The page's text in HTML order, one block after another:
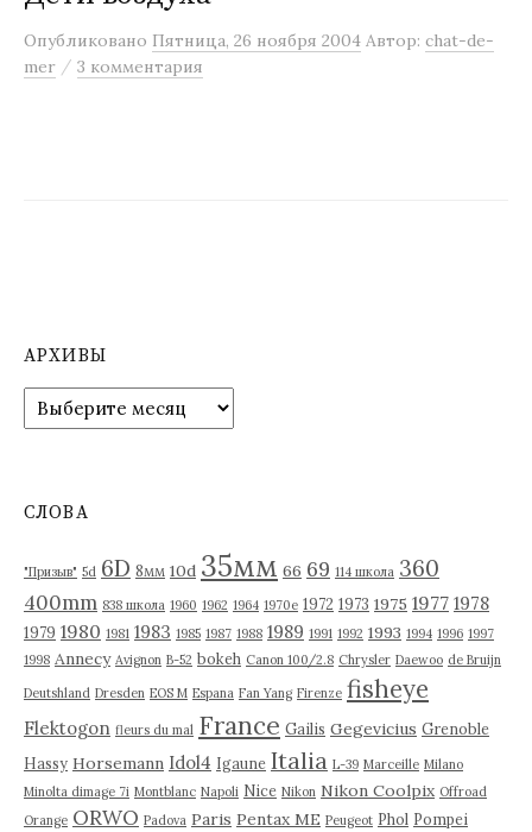
м
у
Опубликовано Пятница, 26 ноября 2004 Автор: chat-de-
mer / 3 комментария
АРХИВЫ
р
в
СЛОВА
"Призыв" 5d 6D 8мм 10d 35мм 66 69 114 школа 360
400mm 838 школа 1960 1962 1964 1970е 1972 1973 1975 1977 1978
1979 1980 1981 1983 1985 1987 1988 1989 1991 1992 1993 1994 1996 1997
1998 Annecy Avignon B-52 bokeh Canon 100/2.8 Chrysler Daewoo de Bruijn
Deutshland Dresden EOS M Espana Fan Yang Firenze fisheye
Flektogon fleurs du mal France Gailis Gegevicius Grenoble
Hassy Horsemann Idol4 Igaune Italia L-39 Marceille Milano
Minolta dimage 7i Montblanc Napoli Nice Nikon Nikon Coolpix Offroad
Orange ORWO Padova Paris Pentax ME Peugeot Phol Pompei